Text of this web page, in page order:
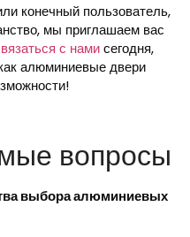
конечный пользователь,
мы приглашаем вас
с намисегодня,
алюминиевые двери
вопросы
выбора алюминиевых